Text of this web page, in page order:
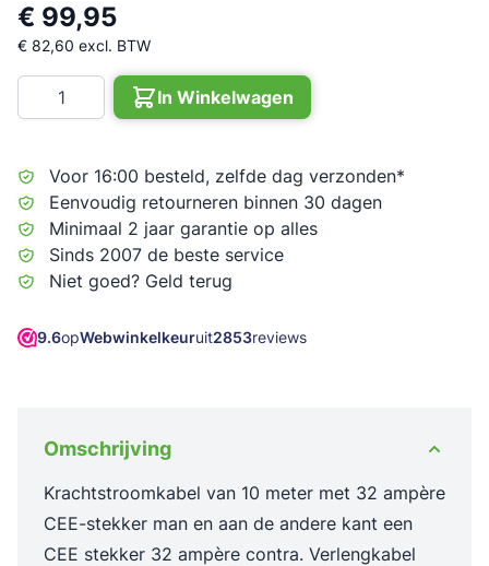
€ 99,95
€ 82,60 excl. BTW
Aantal
In Winkelwagen
Voor 16:00 besteld, zelfde dag verzonden*
Eenvoudig retourneren binnen 30 dagen
Minimaal 2 jaar garantie op alles
Sinds 2007 de beste service
Niet goed? Geld terug
9.6opWebwinkelkeuruit2853reviews
Omschrijving
Krachtstroomkabel van 10 meter met 32 ampère
CEE-stekker man en aan de andere kant een
CEE stekker 32 ampère contra. Verlengkabel